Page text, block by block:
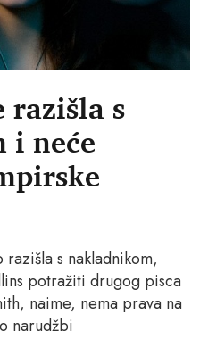
razišla s
i neće
s nakladnikom,
potražiti drugog pisca
naime, nema prava na
narudžbi